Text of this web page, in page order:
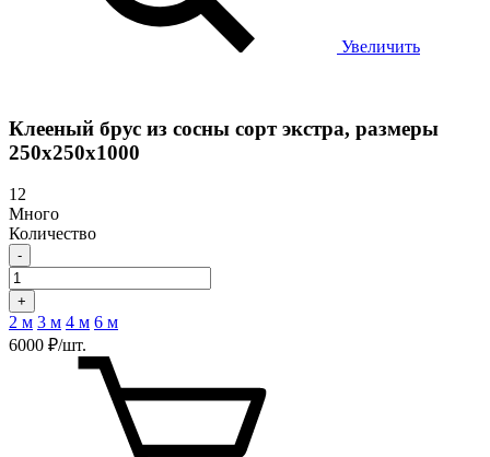
Увеличить
Клееный брус из сосны сорт экстра, размеры
250х250х1000
12
Много
Количество
-
+
2 м 3 м 4 м 6 м
6000 ₽/шт.